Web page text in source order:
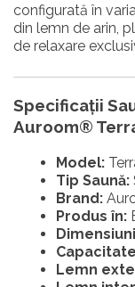
configurată în
din lemn de arin,
de relaxare
Specificații
Auroom®
Model:
Tip Saună:
Brand:
Produs în:
Lemn